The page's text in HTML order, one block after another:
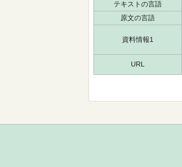
テキストの言語
原文の言語
資料情報1
URL